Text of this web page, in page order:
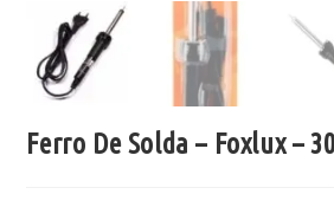
Ferro De Solda – Foxlux –